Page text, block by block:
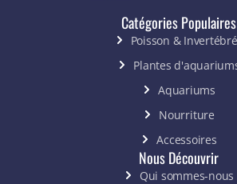
Catégories Populaires
Poisson &
Plantes
Aquariums
Nourriture
Accessoires
Nous Découvrir
Qui sommes-nous